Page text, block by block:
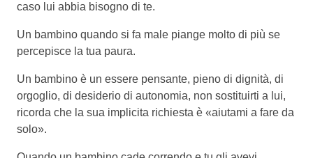
caso lui abbia bisogno di te.
Un bambino quando si fa male piange molto di più se
percepisce la tua paura.
Un bambino è un essere pensante, pieno di dignità, di
orgoglio, di desiderio di autonomia, non sostituirti a lui,
ricorda che la sua implicita richiesta è «aiutami a fare da
solo».